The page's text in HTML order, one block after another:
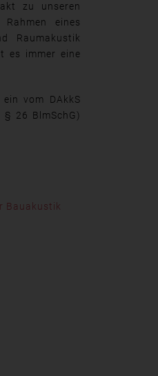
zu unseren
eines
Raumakustik
es immer eine
vom DAkkS
26 BlmSchG)
Bauakustik